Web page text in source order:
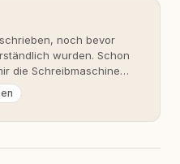
noch bevor
wurden. Schon
die Schreibmaschine
und drauflos
Beobachtungen,
geprägt von